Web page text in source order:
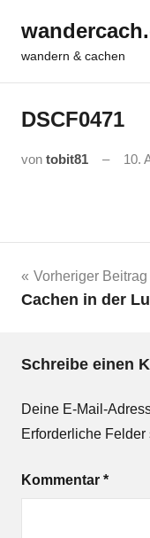
Inhalt
springen
wandern & cachen
DSCF0471
von tobit81 10.
Beitrags-
Vorheriger Beitrag
Cachen in der
Schreibe einen
Deine E-Mail-
Erforderliche Felder
Kommentar *